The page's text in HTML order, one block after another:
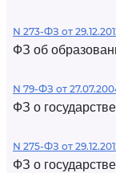
N 273-ФЗ от
ФЗ об
N 79-ФЗ от
ФЗ о
N 275-ФЗ от
ФЗ о